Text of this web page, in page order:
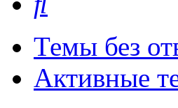
Темы без
Активные